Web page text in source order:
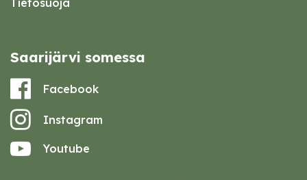
Tietosuoja
Saarijärvi somessa
Facebook
Instagram
Youtube